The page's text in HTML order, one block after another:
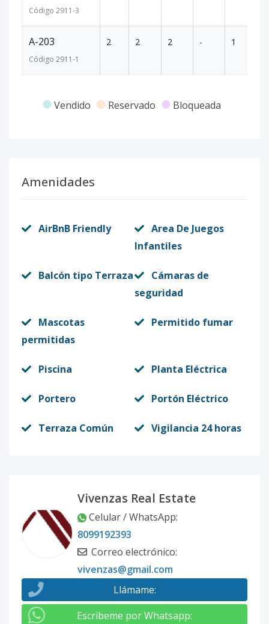
Código 2911-3
A-203
Código 2911-1
2 2 2 - 1
Vendido Reservado Bloqueada
Amenidades
AirBnB Friendly
Area De Juegos
Infantiles
Balcón tipo Terraza
Cámaras de
seguridad
Mascotas
permitidas
Permitido fumar
Piscina Planta Eléctrica
Portero Portón Eléctrico
Terraza Común Vigilancia 24 horas
Vivenzas Real Estate
Celular / WhatsApp:
8099192393
Correo electrónico:
vivenzas@gmail.com
Llámame:
Escribeme por Whatsapp: